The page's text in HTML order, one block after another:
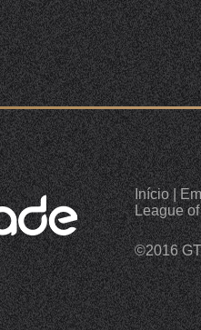
Início|
League
©2016